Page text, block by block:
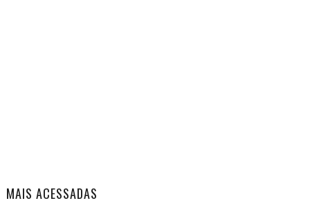
MAIS ACESSADAS